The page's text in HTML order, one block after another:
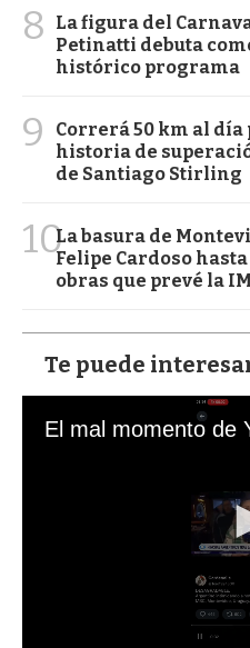
8
La figura del
Petinatti debuta
histórico programa
9
Correrá 50 km al día
historia de
de Santiago Stirling
10La basura de
Felipe Cardoso
obras que prevé la
Te puede